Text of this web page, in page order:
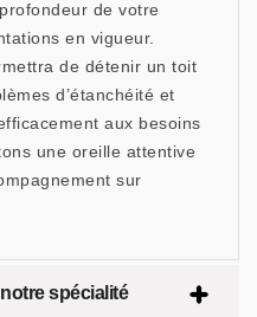
de votre
en vigueur.
de détenir un toit
d’étanchéité et
aux besoins
une oreille attentive
sur
spécialité